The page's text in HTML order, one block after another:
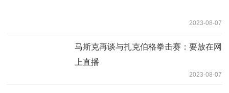
2023-08-07
马斯克再谈与扎克伯格拳击赛：要放在网
上直播
2023-08-07